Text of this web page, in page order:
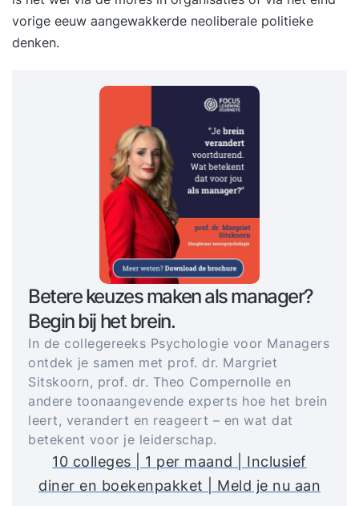
vorige eeuw aangewakkerde neoliberale politieke
denken.
Betere keuzes maken als manager?
Begin bij het brein.
In de collegereeks Psychologie voor Managers
ontdek je samen met prof. dr. Margriet
Sitskoorn, prof. dr. Theo Compernolle en
andere toonaangevende experts hoe het brein
leert, verandert en reageert – en wat dat
betekent voor je leiderschap.
10 colleges | 1 per maand | Inclusief
diner en boekenpakket | Meld je nu aan